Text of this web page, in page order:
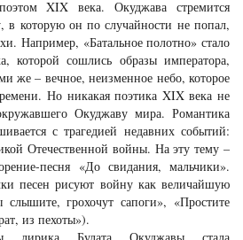
XIX века. Окуджава стремится
в которую он по случайности не попал,
Например, «Батальное полотно» стало
которой сошлись образы императора,
же – вечное, неизменное небо, которое
Но никакая поэтика XIX века не
Окуджаву мира. Романтика
с трагедией недавних событий:
Отечественной войны. На эту тему –
песня «До свидания, мальчики».
песен рисуют войну как величайшую
грохочут сапоги», «Простите
из пехоты»).